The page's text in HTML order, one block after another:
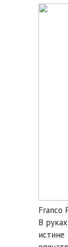
Franco
В
истине